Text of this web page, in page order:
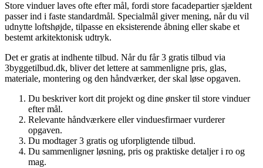
Store vinduer laves ofte efter mål, fordi store facadepartier sjældent
passer ind i faste standardmål. Specialmål giver mening, når du vil
udnytte loftshøjde, tilpasse en eksisterende åbning eller skabe et
bestemt arkitektonisk udtryk.
Det er gratis at indhente tilbud. Når du får 3 gratis tilbud via
3byggetilbud.dk, bliver det lettere at sammenligne pris, glas,
materiale, montering og den håndværker, der skal løse opgaven.
Du beskriver kort dit projekt og dine ønsker til store vinduer
efter mål.
Relevante håndværkere eller vinduesfirmaer vurderer
opgaven.
Du modtager 3 gratis og uforpligtende tilbud.
Du sammenligner løsning, pris og praktiske detaljer i ro og
mag.